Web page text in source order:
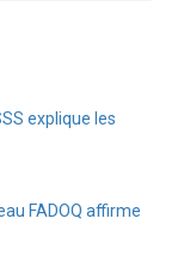
explique les
FADOQ affirme